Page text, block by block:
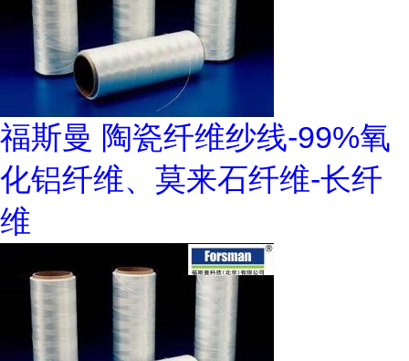
福斯曼 陶瓷纤维纱线-99%氧
化铝纤维、莫来石纤维-长纤
维